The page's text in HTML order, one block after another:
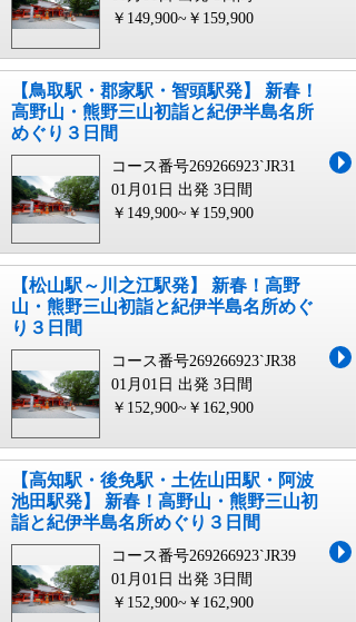
￥149,900~￥159,900
【鳥取駅・郡家駅・智頭駅発】 新春！
高野山・熊野三山初詣と紀伊半島名所
めぐり３日間
コース番号269266923`JR31
01月01日 出発 3日間
￥149,900~￥159,900
【松山駅～川之江駅発】 新春！高野
山・熊野三山初詣と紀伊半島名所めぐ
り３日間
コース番号269266923`JR38
01月01日 出発 3日間
￥152,900~￥162,900
【高知駅・後免駅・土佐山田駅・阿波
池田駅発】 新春！高野山・熊野三山初
詣と紀伊半島名所めぐり３日間
コース番号269266923`JR39
01月01日 出発 3日間
￥152,900~￥162,900